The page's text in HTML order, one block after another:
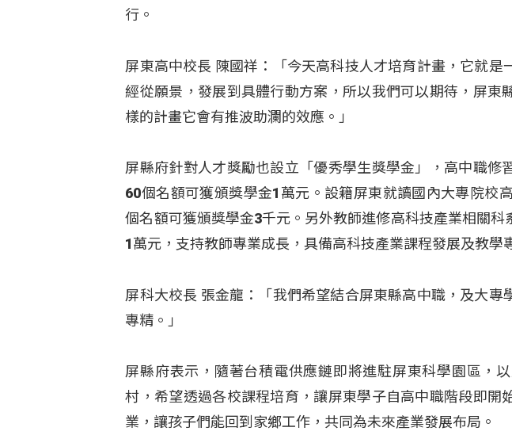
行。
屏東高中校長 陳國祥：「今天高科技人才培育計畫，它就是
經從願景，發展到具體行動方案，所以我們可以期待，屏東
樣的計畫它會有推波助瀾的效應。」
屏縣府針對人才獎勵也設立「優秀學生獎學金」，高中職修
60個名額可獲頒獎學金1萬元。設籍屏東就讀國內大專院校
個名額可獲頒獎學金3千元。另外教師進修高科技產業相關
1萬元，支持教師專業成長，具備高科技產業課程發展及教學
屏科大校長 張金龍：「我們希望結合屏東縣高中職，及大專
專精。」
屏縣府表示，隨著台積電供應鏈即將進駐屏東科學園區，
村，希望透過各校課程培育，讓屏東學子自高中職階段即開
業，讓孩子們能回到家鄉工作，共同為未來產業發展布局。